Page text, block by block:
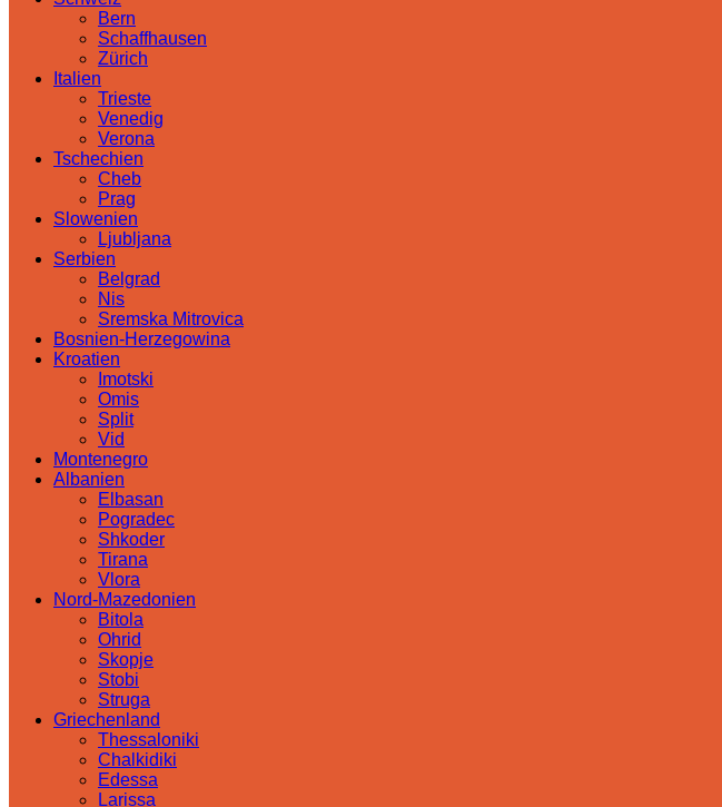
Bern
Schaffhausen
Zürich
Italien
Trieste
Venedig
Verona
Tschechien
Cheb
Prag
Slowenien
Ljubljana
Serbien
Belgrad
Nis
Sremska Mitrovica
Bosnien-Herzegowina
Kroatien
Imotski
Omis
Split
Vid
Montenegro
Albanien
Elbasan
Pogradec
Shkoder
Tirana
Vlora
Nord-Mazedonien
Bitola
Ohrid
Skopje
Stobi
Struga
Griechenland
Thessaloniki
Chalkidiki
Edessa
Larissa